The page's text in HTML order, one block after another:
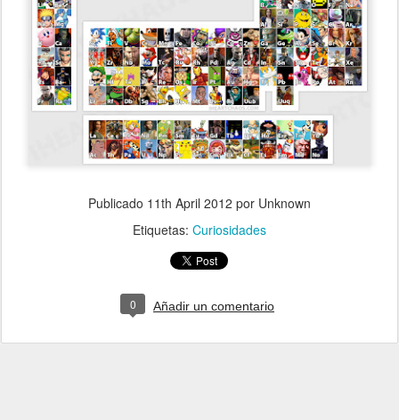
Publicado 11th April 2012 por Unknown
Etiquetas: Curiosidades
0 Añadir un comentario